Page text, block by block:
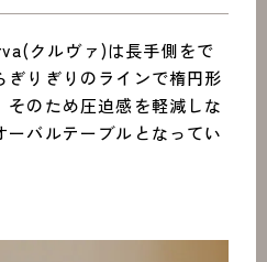
クルヴァ)は長手側をで
ぎりぎりのラインで楕円形
のため圧迫感を軽減しな
バルテーブルとなってい